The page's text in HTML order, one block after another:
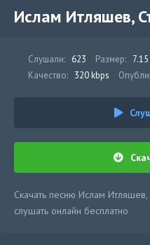
Ислам Итляшев,
Слушали: 623 Размер:
Качество: 320 kbps
Скачать песню Ислам
слушать онлайн бесплатно